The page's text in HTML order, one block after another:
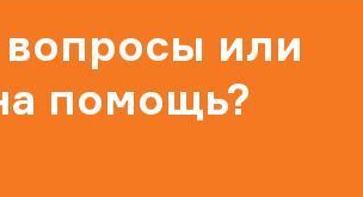
вопросы или
помощь?